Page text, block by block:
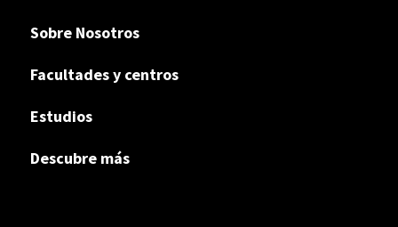
Sobre Nosotros
Facultades y centros
Estudios
Descubre más